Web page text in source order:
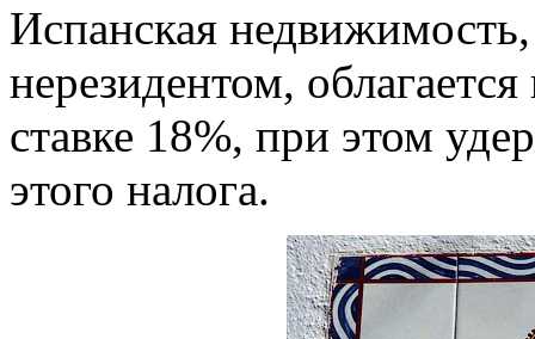
Испанская
нерезидентом,
ставке 18%, при этом
этого налога.